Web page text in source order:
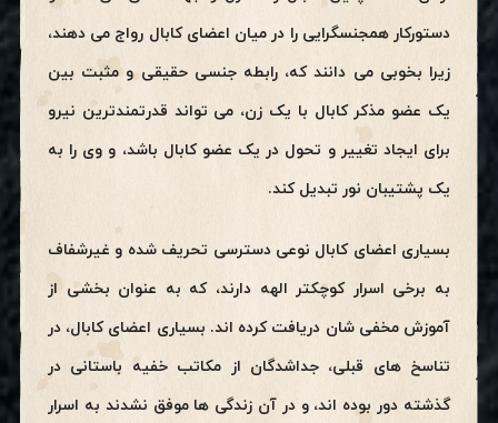
دستورکار همجنسگرایی را در میان اعضای کابال رواج می دهند،
زیرا بخوبی می دانند که، رابطه جنسی حقیقی و مثبت بین
یک عضو مذکر کابال با یک زن، می تواند قدرتمندترین نیرو
برای ایجاد تغییر و تحول در یک عضو کابال باشد، و وی را به
یک پشتیبان نور تبدیل کند.
بسیاری اعضای کابال نوعی دسترسی تحریف شده و غیرشفاف
به برخی اسرار کوچکتر الهه دارند، که به عنوان بخشی از
آموزش مخفی شان دریافت کرده اند. بسیاری اعضای کابال، در
تناسخ های قبلی، جداشدگان از مکاتب خفیه باستانی در
گذشته دور بوده اند، و در آن زندگی ها موفق نشدند به اسرار